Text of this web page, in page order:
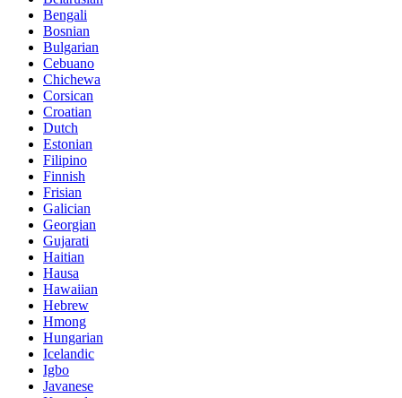
Bengali
Bosnian
Bulgarian
Cebuano
Chichewa
Corsican
Croatian
Dutch
Estonian
Filipino
Finnish
Frisian
Galician
Georgian
Gujarati
Haitian
Hausa
Hawaiian
Hebrew
Hmong
Hungarian
Icelandic
Igbo
Javanese